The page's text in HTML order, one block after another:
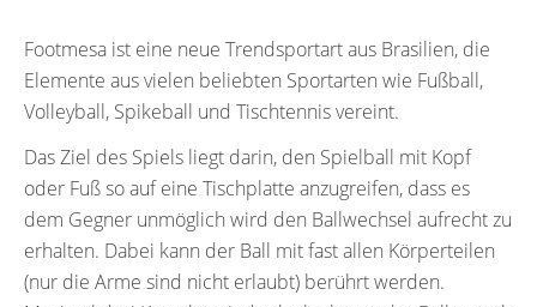
Footmesa ist eine neue Trendsportart aus Brasilien, die
Elemente aus vielen beliebten Sportarten wie Fußball,
Volleyball, Spikeball und Tischtennis vereint.
Das Ziel des Spiels liegt darin, den Spielball mit Kopf
oder Fuß so auf eine Tischplatte anzugreifen, dass es
dem Gegner unmöglich wird den Ballwechsel aufrecht zu
erhalten. Dabei kann der Ball mit fast allen Körperteilen
(nur die Arme sind nicht erlaubt) berührt werden.